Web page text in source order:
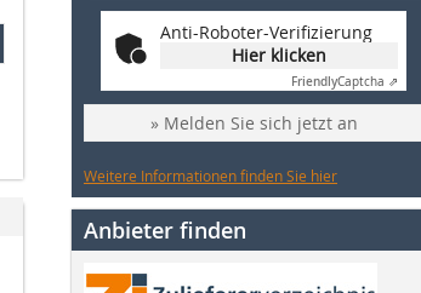
Anti-Roboter-Verifizierung
Hier klicken
FriendlyCaptcha ⇗
» Melden Sie sich jetzt an
Weitere Informationen finden Sie hier
Anbieter finden